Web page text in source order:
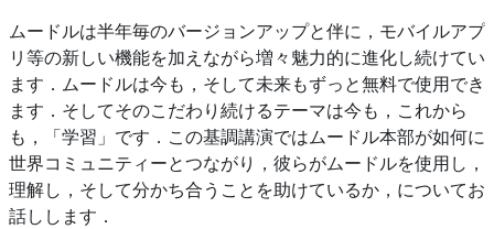
ムードルは半年毎のバージョンアップと伴に，モバイルアプ
リ等の新しい機能を加えながら増々魅力的に進化し続けてい
ます．ムードルは今も，そして未来もずっと無料で使用でき
ます．そしてそのこだわり続けるテーマは今も，これから
も，「学習」です．この基調講演ではムードル本部が如何に
世界コミュニティーとつながり，彼らがムードルを使用し，
理解し，そして分かち合うことを助けているか，についてお
話しします．